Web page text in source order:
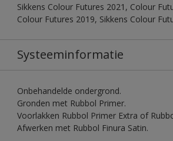
Sikkens Colour Futures 2021, Colour
Colour Futures 2019, Sikkens Colour
Systeeminformatie
Onbehandelde ondergrond.
Gronden met Rubbol Primer.
Voorlakken Rubbol Primer Extra of
Afwerken met Rubbol Finura Satin.